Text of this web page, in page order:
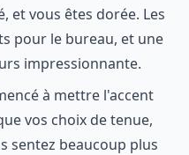
et vous êtes dorée. Les
pour le bureau, et une
impressionnante.
à mettre l'accent
vos choix de tenue,
sentez beaucoup plus